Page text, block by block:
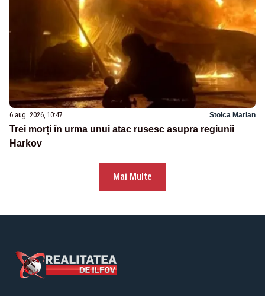
6 aug. 2026, 10:47 Stoica Marian
Trei morți în urma unui atac rusesc asupra regiunii
Harkov
Mai Multe